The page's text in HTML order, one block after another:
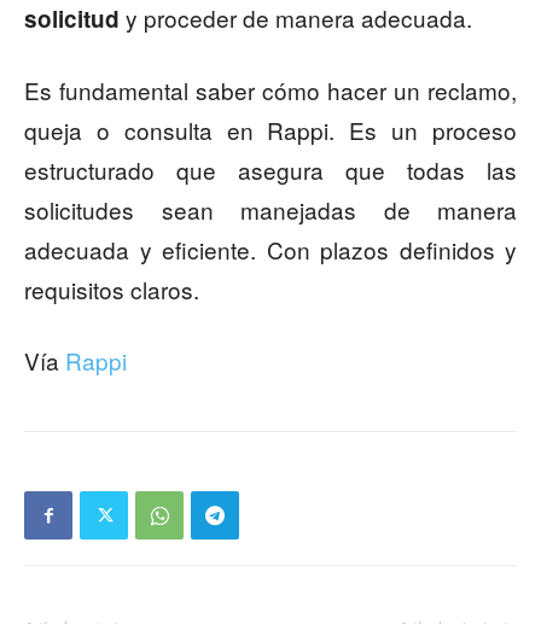
solicitud y proceder de manera adecuada.
Es fundamental saber cómo hacer un reclamo,
queja o consulta en Rappi. Es un proceso
estructurado que asegura que todas las
solicitudes sean manejadas de manera
adecuada y eficiente. Con plazos definidos y
requisitos claros.
Vía Rappi